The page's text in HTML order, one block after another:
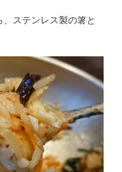
ステンレス製の箸と